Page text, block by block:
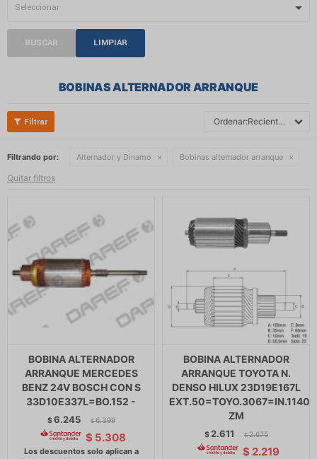
BUSCAR LIMPIAR
BOBINAS ALTERNADOR ARRANQUE
Recientes
Filtrando por: Alternador y Dinamo Bobinas alternador arranque
Quitar filtros
BOBINA ALTERNADOR
ARRANQUE MERCEDES
BENZ 24V BOSCH CON S
33D10E337L=BO.152 -
$6.245 $ 6.399
$ 5.308
BOBINA ALTERNADOR
ARRANQUE TOYOTA N.
DENSO HILUX 23D19E167L
EXT.50=TOYO.3067=IN.1140
ZM
$ 2.611 $ 2.675
$ 2.219